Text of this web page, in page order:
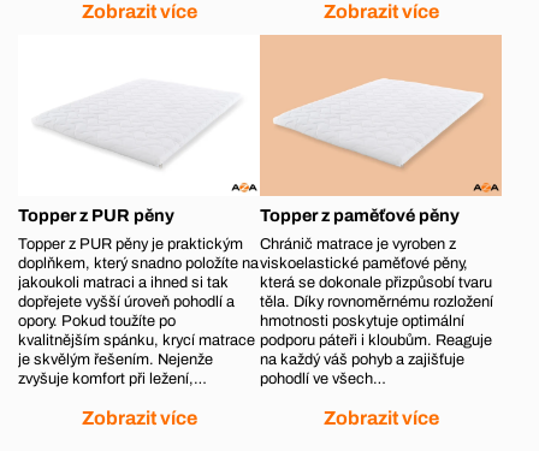
Zobrazit více Zobrazit více
Topper z PUR pěny
Topper z PUR pěny je praktickým
doplňkem, který snadno položíte na
jakoukoli matraci a ihned si tak
dopřejete vyšší úroveň pohodlí a
opory. Pokud toužíte po
kvalitnějším spánku, krycí matrace
je skvělým řešením. Nejenže
zvyšuje komfort při ležení,…
Zobrazit více
Topper z paměťové pěny
Chránič matrace je vyroben z
viskoelastické paměťové pěny,
která se dokonale přizpůsobí tvaru
těla. Díky rovnoměrnému rozložení
hmotnosti poskytuje optimální
podporu páteři i kloubům. Reaguje
na každý váš pohyb a zajišťuje
pohodlí ve všech…
Zobrazit více